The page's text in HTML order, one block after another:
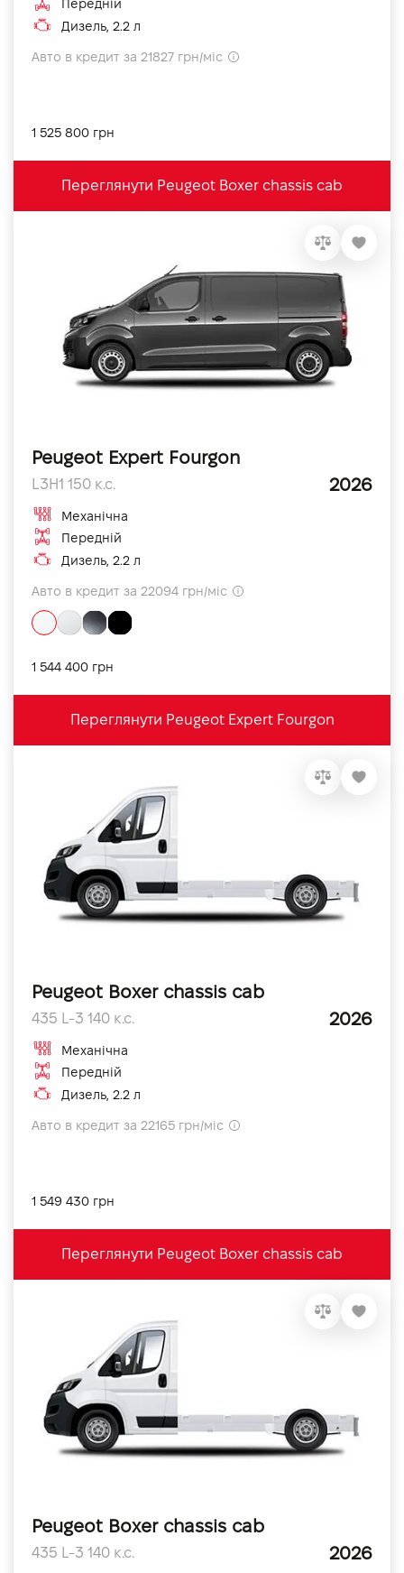
Передній
Дизель, 2.2 л
Авто в кредит за 21827 грн/міс
1 525 800 грн
Переглянути Peugeot Boxer chassis cab
Peugeot Expert Fourgon
L3H1 150 к.с. 2026
Механічна
Передній
Дизель, 2.2 л
Авто в кредит за 22094 грн/міс
1 544 400 грн
Переглянути Peugeot Expert Fourgon
Peugeot Boxer chassis cab
435 L-3 140 к.с. 2026
Механічна
Передній
Дизель, 2.2 л
Авто в кредит за 22165 грн/міс
1 549 430 грн
Переглянути Peugeot Boxer chassis cab
Peugeot Boxer chassis cab
435 L-3 140 к.с. 2026